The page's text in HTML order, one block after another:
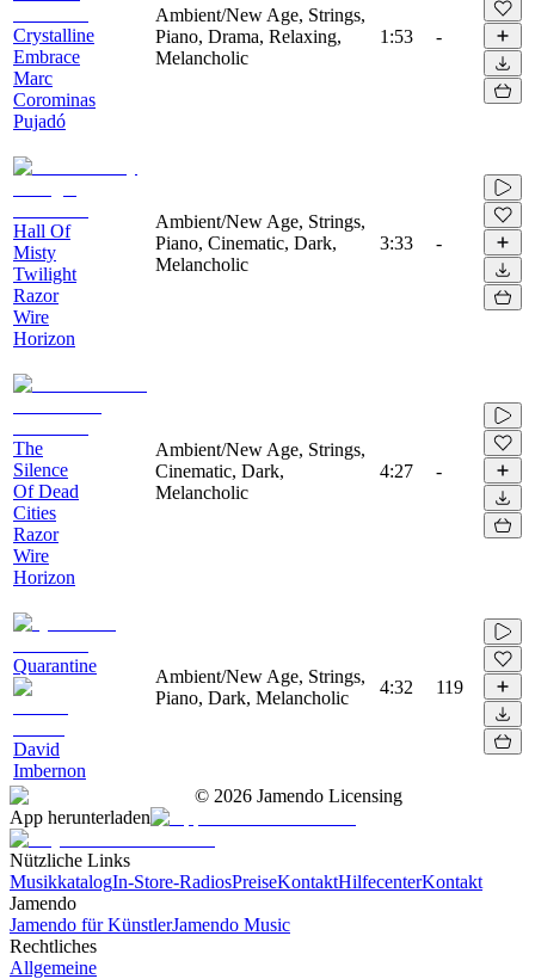
Crystalline
Embrace
Marc
Corominas
Pujadó
Ambient/New Age, Strings,
Piano, Drama, Relaxing,
Melancholic
1:53 -
Hall Of
Misty
Twilight
Razor
Wire
Horizon
Ambient/New Age, Strings,
Piano, Cinematic, Dark,
Melancholic
3:33 -
The
Silence
Of Dead
Cities
Razor
Wire
Horizon
Ambient/New Age, Strings,
Cinematic, Dark,
Melancholic
4:27 -
Quarantine
David
Imbernon
Ambient/New Age, Strings,
Piano, Dark, Melancholic
4:32 119
© 2026 Jamendo Licensing
App herunterladen
Nützliche Links
MusikkatalogIn-Store-RadiosPreiseKontaktHilfecenterKontakt
Jamendo
Jamendo für KünstlerJamendo Music
Rechtliches
Allgemeine